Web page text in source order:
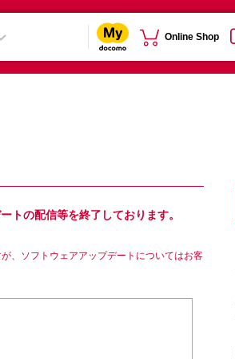
Online Shop
トの配信等を終了しております。
、ソフトウェアアップデートについてはお客